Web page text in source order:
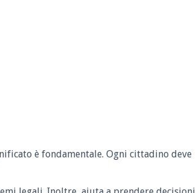
è fondamentale. Ogni cittadino deve